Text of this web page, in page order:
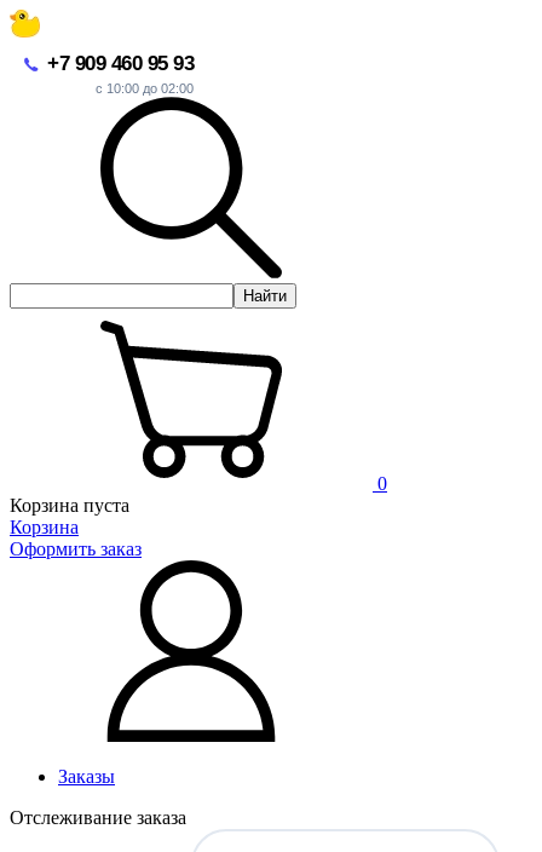
+7 909 460 95 93
с 10:00 до 02:00
Найти
0
Корзина пуста
Корзина
Оформить заказ
Заказы
Отслеживание заказа